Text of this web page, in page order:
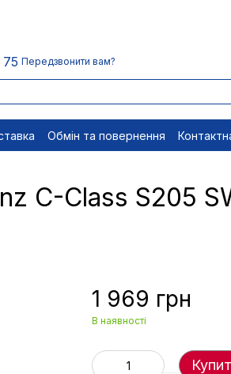
Передзвонити вам?
Обмін та повернення
C-Class S205
1 969 грн
В наявності